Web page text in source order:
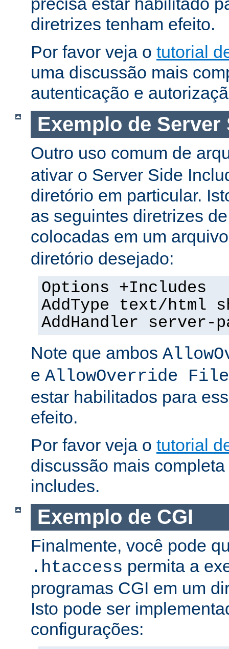
diretrizes tenham efeito.
Por favor veja o tutorial
uma discussão mais
autenticação e
Exemplo de Server
Outro uso comum de
ativar o Server Side
diretório em particular.
as seguintes diretrizes
colocadas em um
diretório desejado:
Options +Includes
AddType text/html
AddHandler server-
Note que ambos
e AllowOverride
estar habilitados para
efeito.
Por favor veja o tutorial
discussão mais
includes.
Exemplo de CGI
Finalmente, você pode
.htaccess permita a
programas CGI em um
Isto pode ser
configurações: